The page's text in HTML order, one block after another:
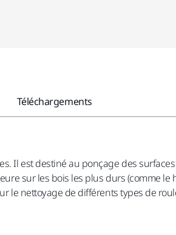
Téléchargements
Il est destiné au ponçage des
sur les bois les plus durs (comme
le nettoyage de différents types de